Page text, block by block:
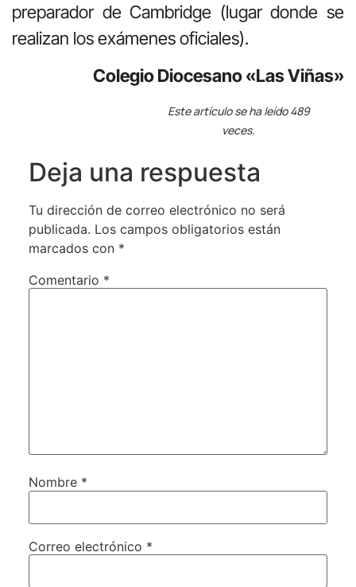
preparador de Cambridge (lugar donde se
realizan los exámenes oficiales).
Colegio Diocesano «Las Viñas»
Este artículo se ha leído 489
veces.
Deja una respuesta
Tu dirección de correo electrónico no será
publicada. Los campos obligatorios están
marcados con *
Comentario *
Nombre *
Correo electrónico *